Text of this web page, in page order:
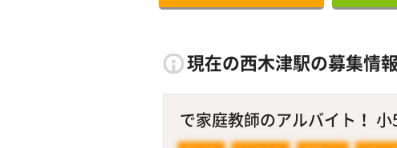
現在の西木津駅の募集情報
で家庭教師のアルバイト！ 小